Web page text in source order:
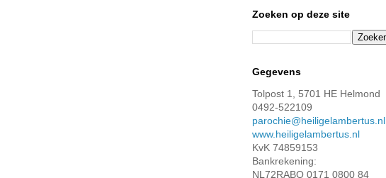
Zoeken op deze site
Gegevens
Tolpost 1, 5701 HE Helmond
0492-522109
parochie@heiligelambertus.nl
www.heiligelambertus.nl
KvK 74859153
Bankrekening:
NL72RABO 0171 0800 84